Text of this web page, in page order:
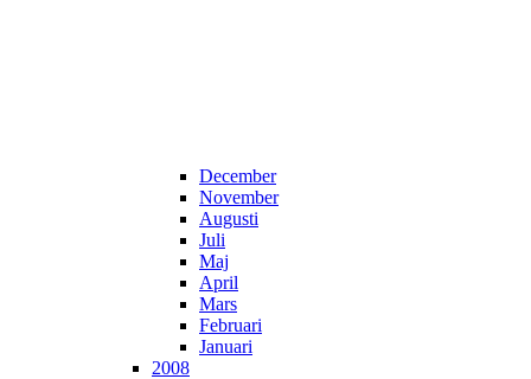
December
November
Augusti
Juli
Maj
April
Mars
Februari
Januari
2008